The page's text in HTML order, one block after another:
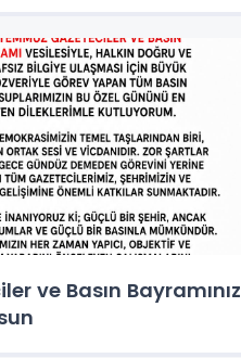
ve Basın Bayramınız